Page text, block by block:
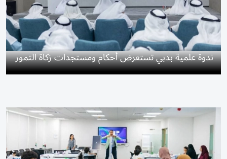
ندوة علمية بدبي تستعرض أحكام ومستجدات زكاة التمور